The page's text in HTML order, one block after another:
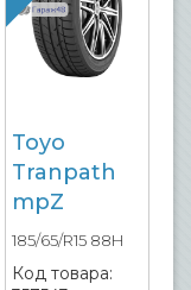
Toyo
Tranpath
mpZ
185/65/R15 88H
Код товара: